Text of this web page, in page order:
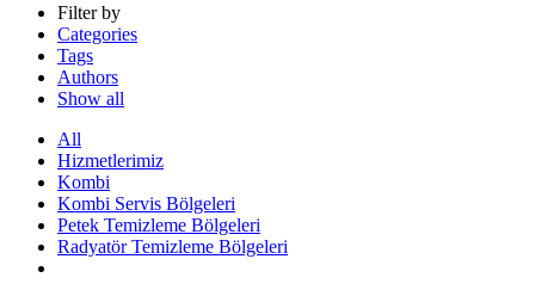
Filter by
Categories
Tags
Authors
Show all
All
Hizmetlerimiz
Kombi
Kombi Servis Bölgeleri
Petek Temizleme Bölgeleri
Radyatör Temizleme Bölgeleri